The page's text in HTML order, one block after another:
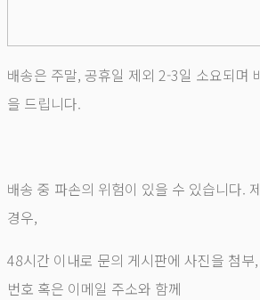
배송은 주말, 공휴일 제외 2-3일 소요되며
을 드립니다.
배송 중 파손의 위험이 있을 수 있습니다.
경우,
48시간 이내로 문의 게시판에 사진을 첨
번호 혹은 이메일 주소와 함께